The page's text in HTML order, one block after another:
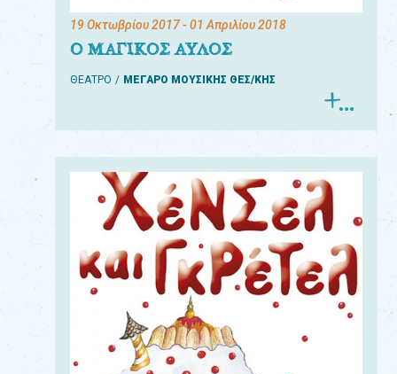
19 Οκτωβρίου 2017- 01 Απριλίου 2018
Ο ΜΑΓΙΚΟΣ ΑΥΛΟΣ
ΘΕΑΤΡΟ ΜΕΓΑΡΟ ΜΟΥΣΙΚΗΣ ΘΕΣ/ΚΗΣ